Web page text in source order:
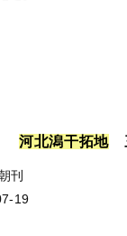
河北潟干拓地
刊
19